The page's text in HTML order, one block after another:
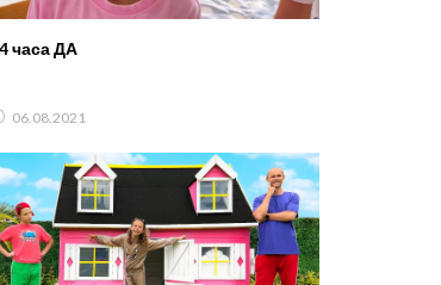
часа ДА
06.08.2021